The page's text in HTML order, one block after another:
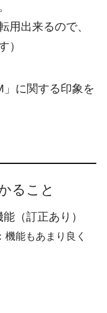
用出来るので、
）
に関する印象を
ること
（訂正あり）
機能もあまり良く